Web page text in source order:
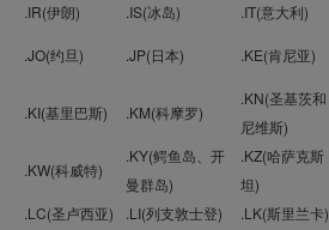
.IR(伊朗) .IS(冰岛) .IT(意大利)
.JO(约旦) .JP(日本) .KE(肯尼亚)
.KI(基里巴斯) .KM(科摩罗)
.KN(圣基茨和
尼维斯)
.KW(科威特)
.KY(鳄鱼岛、开
曼群岛)
.KZ(哈萨克斯
坦)
.LC(圣卢西亚) .LI(列支敦士登) .LK(斯里兰卡)